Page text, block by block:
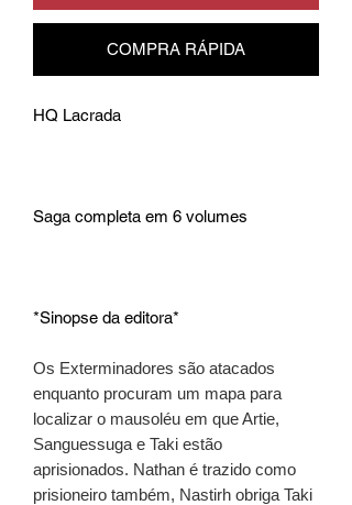
COMPRA RÁPIDA
HQ Lacrada
Saga completa em 6 volumes
*Sinopse da editora*
Os Exterminadores são atacados
enquanto procuram um mapa para
localizar o mausoléu em que Artie,
Sanguessuga e Taki estão
aprisionados. Nathan é trazido como
prisioneiro também, Nastirh obriga Taki